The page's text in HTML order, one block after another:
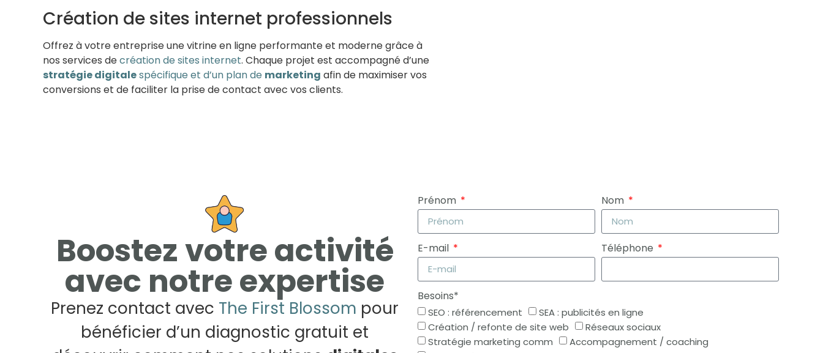
Création de sites internet professionnels
Offrez à votre entreprise une vitrine en ligne performante et moderne grâce à
nos services decréation de sites internet. Chaque projet est accompagné d’une
stratégie digitalespécifique et d’un plan de marketing afin de maximiser vos
conversions et de faciliter la prise de contact avec vos clients.
Boostez votre activité
avec notre expertise
Prenez contact avec The First Blossom pour
bénéficier d’un diagnostic gratuit et
Prénom Nom
E-mail Téléphone
Besoins*
SEO : référencement
SEA : publicités en ligne
Création / refonte de site web
Réseaux sociaux
Stratégie marketing comm
Accompagnement / coaching